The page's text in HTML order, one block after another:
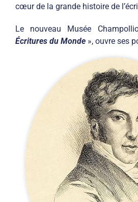
cœur de la grande histoire de
Le nouveau Musée
Écritures du Monde », ouvre ses